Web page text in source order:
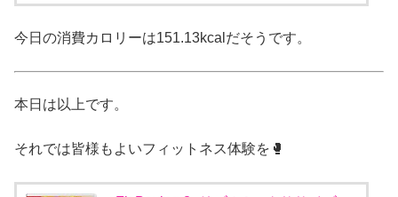
今日の消費カロリーは151.13kcalだそうです。
本日は以上です。
それでは皆様もよいフィットネス体験を🥊